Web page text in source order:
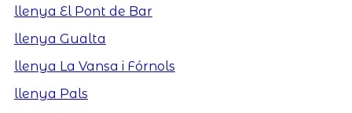
llenya El Pont de Bar
llenya Gualta
llenya La Vansa i Fórnols
llenya Pals